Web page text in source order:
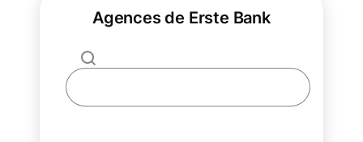
Agences de Erste Bank